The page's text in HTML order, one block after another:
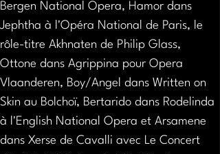
Bergen National Opera, Hamor dans
Jephtha à l'Opéra National de Paris, le
rôle-titre Akhnaten de Philip Glass,
Ottone dans Agrippina pour Opera
Vlaanderen, Boy/Angel dans Written on
Skin au Bolchoï, Bertarido dans Rodelinda
à l'English National Opera et Arsamene
dans Xerse de Cavalli avec Le Concert